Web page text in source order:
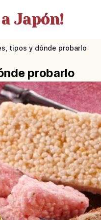
Japón!
tipos y dónde probarlo
probarlo